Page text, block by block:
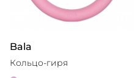
Bala
Кольцо-гиря